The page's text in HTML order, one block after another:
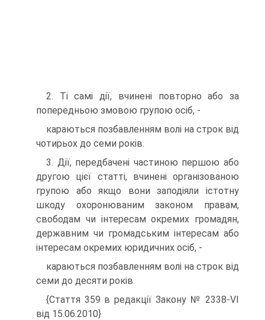
2. Ті самі дії, вчинені повторно або за
попередньою змовою групою осіб, -
караються позбавленням волі на строк від
чотирьох до семи років.
3. Дії, передбачені частиною першою або
другою цієї статті, вчинені організованою
групою або якщо вони заподіяли істотну
шкоду охоронюваним законом правам,
свободам чи інтересам окремих громадян,
державним чи громадським інтересам або
інтересам окремих юридичних осіб, -
караються позбавленням волі на строк від
семи до десяти років.
{Стаття 359 в редакції Закону № 2338-VI
від 15.06.2010}